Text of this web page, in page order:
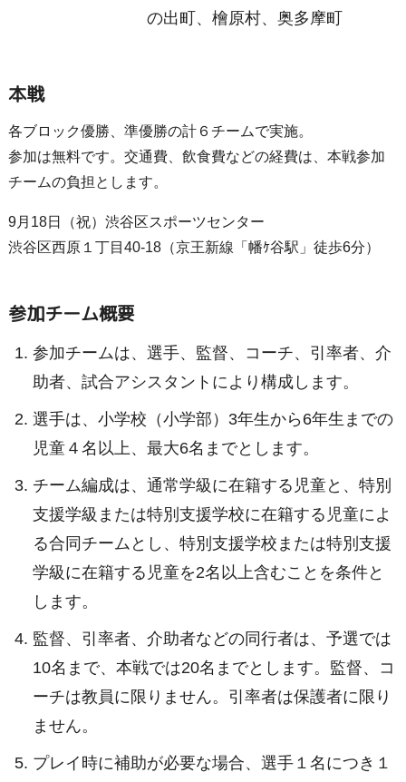
の出町、檜原村、奥多摩町
本戦
各ブロック優勝、準優勝の計６チームで実施。
参加は無料です。交通費、飲食費などの経費は、本戦参加
チームの負担とします。
9月18日（祝）渋谷区スポーツセンター
渋谷区西原１丁目40-18（京王新線「幡ｹ谷駅」徒歩6分）
参加チーム概要
参加チームは、選手、監督、コーチ、引率者、介
助者、試合アシスタントにより構成します。
選手は、小学校（小学部）3年生から6年生までの
児童４名以上、最大6名までとします。
チーム編成は、通常学級に在籍する児童と、特別
支援学級または特別支援学校に在籍する児童によ
る合同チームとし、特別支援学校または特別支援
学級に在籍する児童を2名以上含むことを条件と
します。
監督、引率者、介助者などの同行者は、予選では
10名まで、本戦では20名までとします。監督、コ
ーチは教員に限りません。引率者は保護者に限り
ません。
プレイ時に補助が必要な場合、選手１名につき１